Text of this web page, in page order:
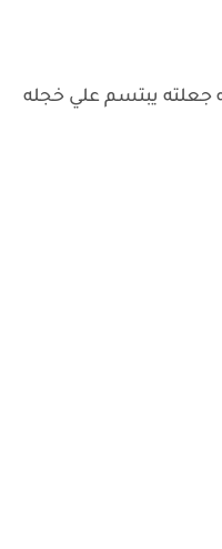
يبتسم علي خجله